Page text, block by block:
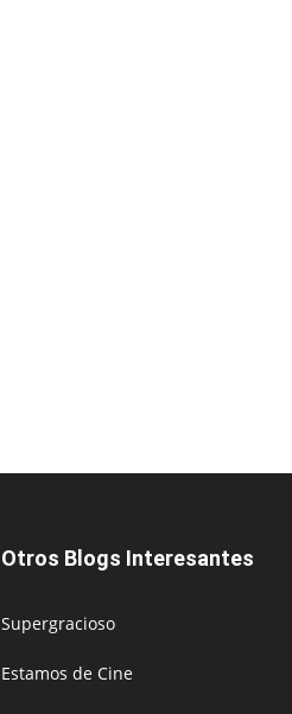
Otros Blogs Interesantes
Supergracioso
Estamos de Cine